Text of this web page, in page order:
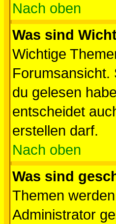
Nach oben
Was sind
Wichtige
Forumsansicht.
du gelesen
entscheidet
erstellen darf.
Nach oben
Was sind
Themen
Administrator